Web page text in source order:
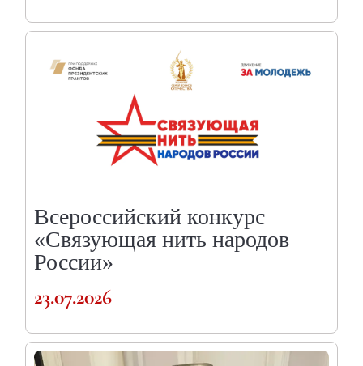
Всероссийский конкурс
«Связующая нить народов
России»
23.07.2026